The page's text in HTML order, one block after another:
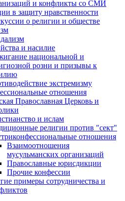
и конфликты со СМИ
в защиту нравственности
о религии и обществе
и насилие
национальной и
розни и призывы к
экстремизму
отношения
Православная Церковь и
и ислам
религии против "сект"
отношения
Взаимоотношения
мусульманских организаций
Православные юрисдикции
Прочие конфессии
примеры сотрудничества и